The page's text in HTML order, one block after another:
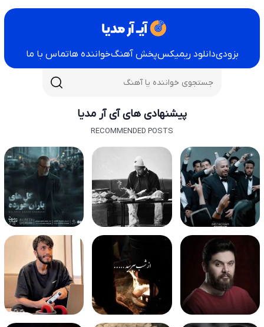
بزودیدانلود ریمیکسپخش آهنگخواننده هاتماس با ما
پیشنهادی های آی آر مدیا
RECOMMENDED POSTS